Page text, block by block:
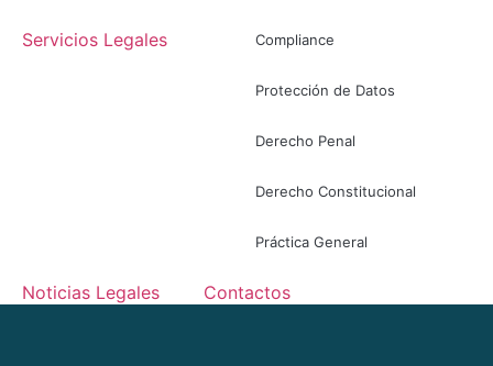
Servicios Legales Compliance
Protección de Datos
Derecho Penal
Derecho Constitucional
Práctica General
Noticias Legales Contactos